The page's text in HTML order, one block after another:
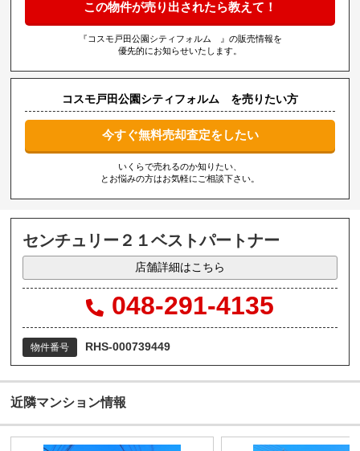
この物件が売り出されたら教えて！
『コスモ戸田公園シティフォルム 』の販売情報を
優先的にお知らせいたします。
コスモ戸田公園シティフォルム を売りたい方
今すぐ無料売却査定をしたい
いくらで売れるのか知りたい、
とお悩みの方はお気軽にご相談下さい。
センチュリー２１ベストパートナー
店舗詳細はこちら
048-291-4135
物件番号 RHS-000739449
近隣マンション情報